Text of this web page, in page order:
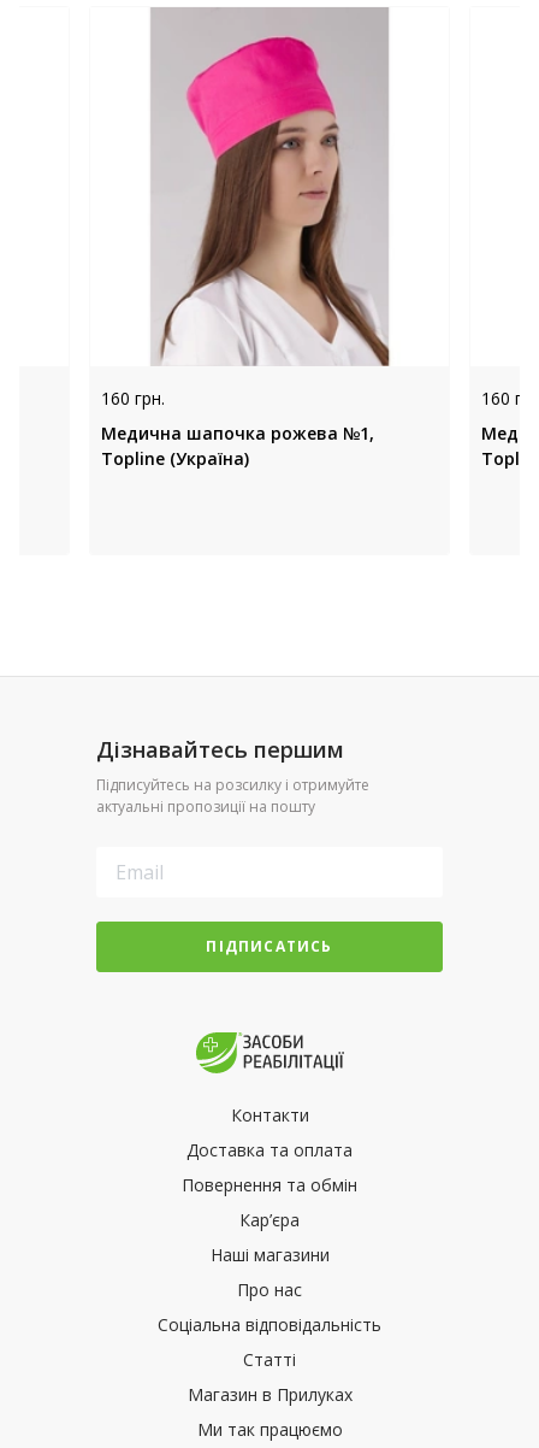
160 грн.
Медична шапочка рожева №1,
Topline (Україна)
160
Дізнавайтесь першим
Підписуйтесь на розсилку і отримуйте
актуальні пропозиції на пошту
ПІДПИСАТИСЬ
Контакти
Доставка та оплата
Повернення та обмін
Кар’єра
Наші магазини
Про нас
Соціальна відповідальність
Статті
Магазин в Прилуках
Ми так працюємо